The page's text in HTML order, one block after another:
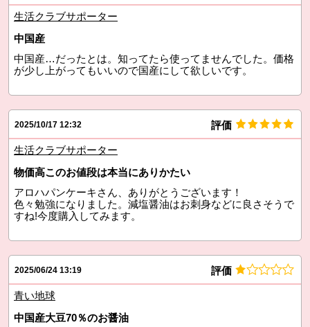
生活クラブサポーター
中国産
中国産…だったとは。知ってたら使ってませんでした。価格
が少し上がってもいいので国産にして欲しいです。
2025/10/17 12:32 評価
生活クラブサポーター
物価高このお値段は本当にありかたい
アロハパンケーキさん、ありがとうございます！
色々勉強になりました。減塩醤油はお刺身などに良さそうで
すね!今度購入してみます。
2025/06/24 13:19 評価
青い地球
中国産大豆70％のお醤油